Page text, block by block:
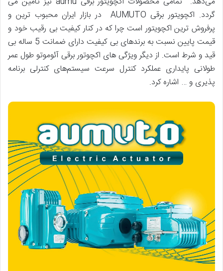
گردد. اکچویتور برقی AUMUTO در بازار ایران محبوب ترین و
پرفروش ترین اکچویتور است چرا که در کنار کیفیت بی رقیب خود و
قیمت پایین نسبت به برندهای بی کیفیت دارای ضمانت 5 ساله بی
قید و شرط است. از دیگر ویژگی های اکچوتور برقی آئوموتو طول عمر
طولانی پایداری عملکرد کنترل سرعت سیستم‌های کنترلی برنامه
پذیری و … اشاره کرد.